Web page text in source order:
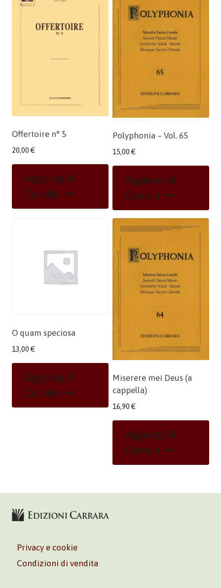
Offertoire n° 5
20,00 €
Aggiungi Al
Carrello
Polyphonia – Vol. 65
15,00 €
Aggiungi Al
Carrello
O quam speciosa
13,00 €
Aggiungi Al
Carrello
Miserere mei Deus (a
cappella)
16,90 €
Aggiungi Al
Carrello
Privacy e cookie
Condizioni di vendita